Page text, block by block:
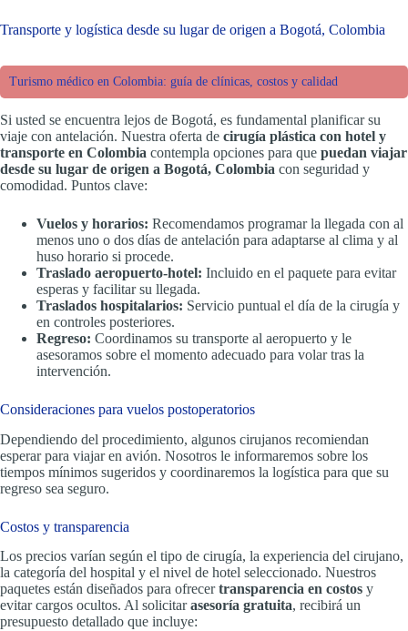
Transporte y logística desde su lugar de origen a Bogotá, Colombia
Turismo médico en Colombia: guía de clínicas, costos y calidad
Si usted se encuentra lejos de Bogotá, es fundamental planificar su
viaje con antelación. Nuestra oferta de cirugía plástica con hotel y
transporte en Colombia contempla opciones para que puedan viajar
desde su lugar de origen a Bogotá, Colombia con seguridad y
comodidad. Puntos clave:
Vuelos y horarios: Recomendamos programar la llegada con al
menos uno o dos días de antelación para adaptarse al clima y al
huso horario si procede.
Traslado aeropuerto-hotel: Incluido en el paquete para evitar
esperas y facilitar su llegada.
Traslados hospitalarios: Servicio puntual el día de la cirugía y
en controles posteriores.
Regreso: Coordinamos su transporte al aeropuerto y le
asesoramos sobre el momento adecuado para volar tras la
intervención.
Consideraciones para vuelos postoperatorios
Dependiendo del procedimiento, algunos cirujanos recomiendan
esperar para viajar en avión. Nosotros le informaremos sobre los
tiempos mínimos sugeridos y coordinaremos la logística para que su
regreso sea seguro.
Costos y transparencia
Los precios varían según el tipo de cirugía, la experiencia del cirujano,
la categoría del hospital y el nivel de hotel seleccionado. Nuestros
paquetes están diseñados para ofrecertransparencia en costos y
evitar cargos ocultos. Al solicitarasesoría gratuita, recibirá un
presupuesto detallado que incluye: